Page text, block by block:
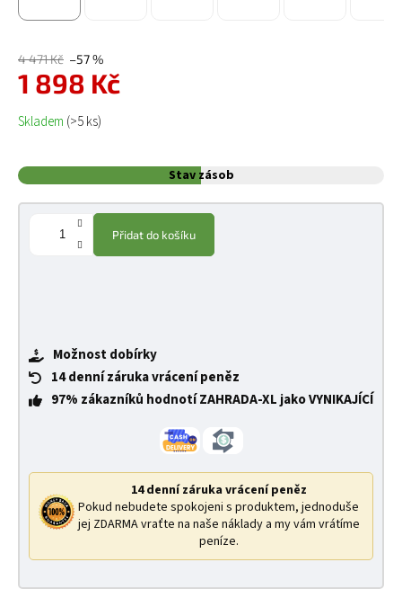
4 471 Kč –57 %
1 898 Kč
Měrná cena:
Skladem (>5 ks)
Stav zásob
Přidat do košíku
Možnost dobírky
14 denní záruka vrácení peněz
97% zákazníků hodnotí ZAHRADA-XL jako VYNIKAJÍCÍ
14 denní záruka vrácení peněz
Pokud nebudete spokojeni s produktem, jednoduše
jej ZDARMA vraťte na naše náklady a my vám vrátíme
peníze.